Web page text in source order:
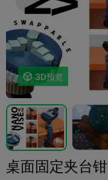
 3D预览
桌面固定夹台钳